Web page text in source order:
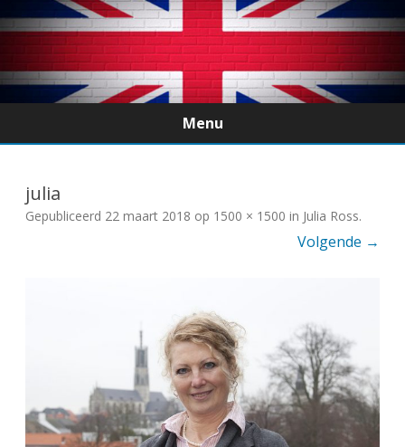
Menu
inhoud
julia
Gepubliceerd 22 maart 2018 op 1500 × 1500 in Julia Ross.
Volgende →